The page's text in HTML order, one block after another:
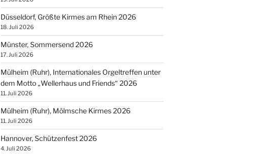
Düsseldorf, Größte Kirmes am Rhein 2026
18. Juli 2026
Münster, Sommersend 2026
17. Juli 2026
Mülheim (Ruhr), Internationales Orgeltreffen unter
dem Motto „Wellerhaus und Friends“ 2026
11. Juli 2026
Mülheim (Ruhr), Mölmsche Kirmes 2026
11. Juli 2026
Hannover, Schützenfest 2026
4. Juli 2026